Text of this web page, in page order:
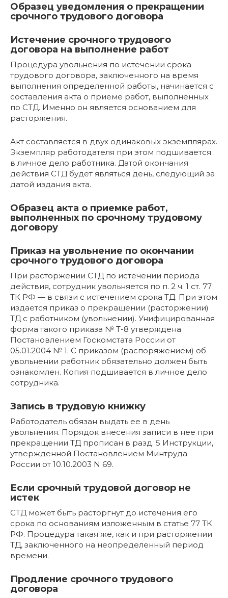
Образец уведомления о прекращении
срочного трудового договора
Истечение срочного трудового
договора на выполнение работ
Процедура увольнения по истечении срока
трудового договора, заключенного на время
выполнения определенной работы, начинается с
составления акта о приеме работ, выполненных
по СТД. Именно он является основанием для
расторжения.
Акт составляется в двух одинаковых экземплярах.
Экземпляр работодателя при этом подшивается
в личное дело работника. Датой окончания
действия СТД будет являться день, следующий за
датой издания акта.
Образец акта о приемке работ,
выполненных по срочному трудовому
договору
Приказ на увольнение по окончании
срочного трудового договора
При расторжении СТД по истечении периода
действия, сотрудник увольняется по п. 2 ч. 1 ст. 77
ТК РФ — в связи с истечением срока ТД. При этом
издается приказ о прекращении (расторжении)
ТД с работником (увольнении). Унифицированная
форма такого приказа № Т-8 утверждена
Постановлением Госкомстата России от
05.01.2004 № 1. С приказом (распоряжением) об
увольнении работник обязательно должен быть
ознакомлен. Копия подшивается в личное дело
сотрудника.
Запись в трудовую книжку
Работодатель обязан выдать ее в день
увольнения. Порядок внесения записи в нее при
прекращении ТД прописан в разд. 5 Инструкции,
утвержденной Постановлением Минтруда
России от 10.10.2003 N 69.
Если срочный трудовой договор не
истек
СТД может быть расторгнут до истечения его
срока по основаниям изложенным в статье 77 ТК
РФ. Процедура такая же, как и при расторжении
ТД, заключенного на неопределенный период
времени.
Продление срочного трудового
договора